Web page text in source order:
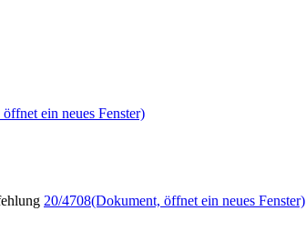
ein neues Fenster)
20/4708(Dokument, öffnet ein neues Fenster)